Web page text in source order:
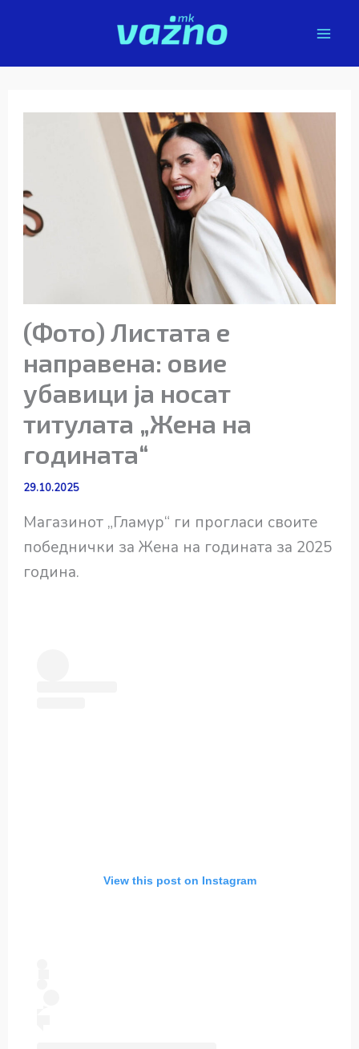
(Фото) Листата е
направена: овие
убавици ја носат
титулата „Жена на
годината“
29.10.2025
Магазинот „Гламур“ ги прогласи своите
победнички за Жена на годината за 2025
година.
View this post on Instagram